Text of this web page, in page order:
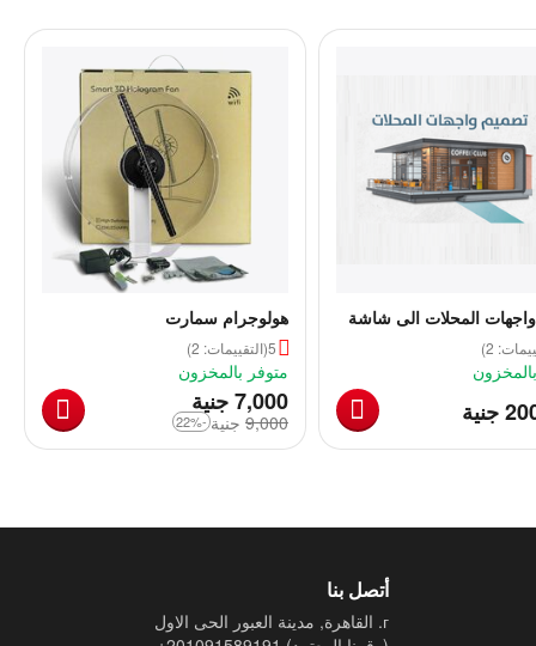
المحلات الى شاشة
2)
جنية
هولوجرام سمارت
5(التقييمات: 2)
متوفر بالمخزون
جنية7,000
جنية 9,000
-22%
أتصل بنا
г. القاهرة, مدينة العبور الحى الاول